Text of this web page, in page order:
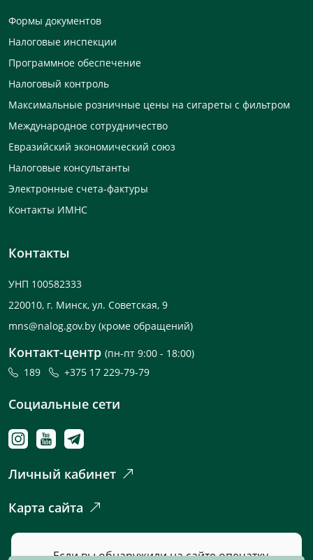
Формы документов
Налоговые инспекции
Программное обеспечение
Налоговый контроль
Максимальные розничные цены на сигареты с фильтром
Международное сотрудничество
Евразийский экономический союз
Налоговые консультанты
Электронные счета-фактуры
Контакты ИМНС
Контакты
УНП 100582333
220010, г. Минск, ул. Советская, 9
mns@nalog.gov.by (кроме обращений)
Контакт-центр (пн-пт 9:00 - 18:00)
189
+375 17 229-79-79
Социальные сети
Личный кабинет
Карта сайта
Если вы обнаружили на сайте опечатку